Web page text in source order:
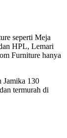
seperti Meja
HPL, Lemari
Furniture hanya
Jamika 130
termurah di